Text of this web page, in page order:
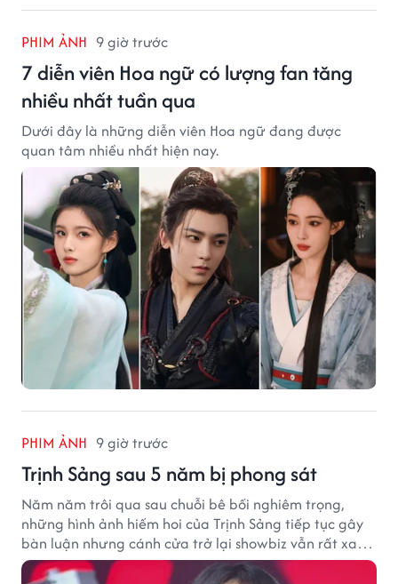
PHIM ẢNH 9 giờ trước
7 diễn viên Hoa ngữ có lượng fan tăng
nhiều nhất tuần qua
Dưới đây là những diễn viên Hoa ngữ đang được
quan tâm nhiều nhất hiện nay.
PHIM ẢNH 9 giờ trước
Trịnh Sảng sau 5 năm bị phong sát
Năm năm trôi qua sau chuỗi bê bối nghiêm trọng,
những hình ảnh hiếm hoi của Trịnh Sảng tiếp tục gây
bàn luận nhưng cánh cửa trở lại showbiz vẫn rất xa
vời.